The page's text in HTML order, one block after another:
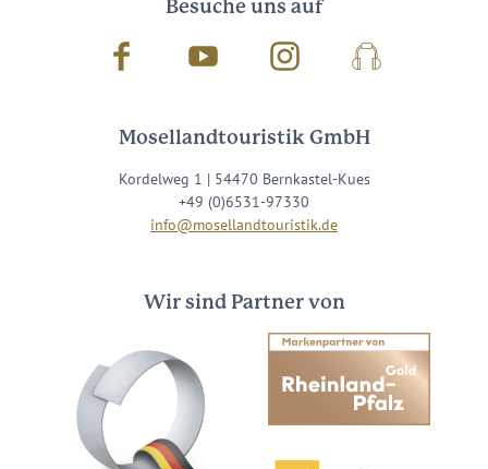
Besuche uns auf
Facebook Youtube InstagramPodcast
Mosellandtouristik GmbH
Kordelweg 1 | 54470 Bernkastel-Kues
+49 (0)6531-97330
info@mosellandtouristik.de
Wir sind Partner von